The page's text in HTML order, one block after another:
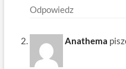
Odpowiedz
Anathema